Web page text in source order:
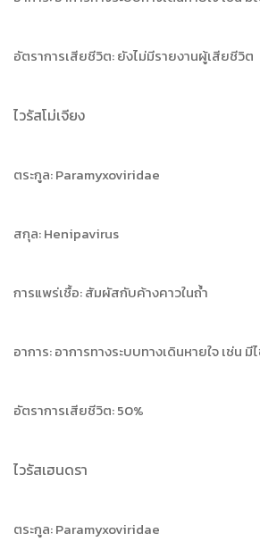
อัตราการเสียชีวิต: ยังไม่มีรายงานผู้เสียชีวิต
ไวรัสโม่เจียง
ตระกูล: Paramyxoviridae
สกุล: Henipavirus
การแพร่เชื้อ: สัมผัสกับค้างคาวในถ้ำ
อาการ: อาการทางระบบทางเดินหายใจ เช่น มี
อัตราการเสียชีวิต: 50%
ไวรัสเฮนดรา
ตระกูล: Paramyxoviridae